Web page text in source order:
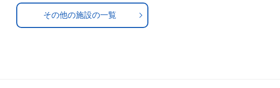
その他の施設の一覧